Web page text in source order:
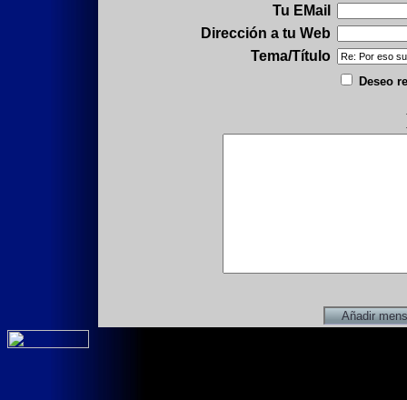
Tu EMail
Dirección a tu Web
Tema/Título
Deseo